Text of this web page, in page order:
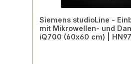
Siemens studioLine -
mit Mikrowellen- und
iQ700 (60x60 cm) |